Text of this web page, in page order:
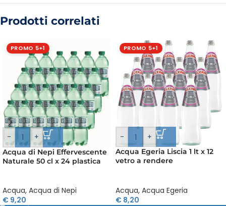
Prodotti correlati
PROMO 5+1
- +
Acqua di Nepi Effervescente
Naturale 50 cl x 24 plastica
Acqua, Acqua di Nepi
€ 9,20
PROMO 5+1
- +
Acqua Egeria Liscia 1 lt x 12
vetro a rendere
Acqua, Acqua Egeria
€ 8,20